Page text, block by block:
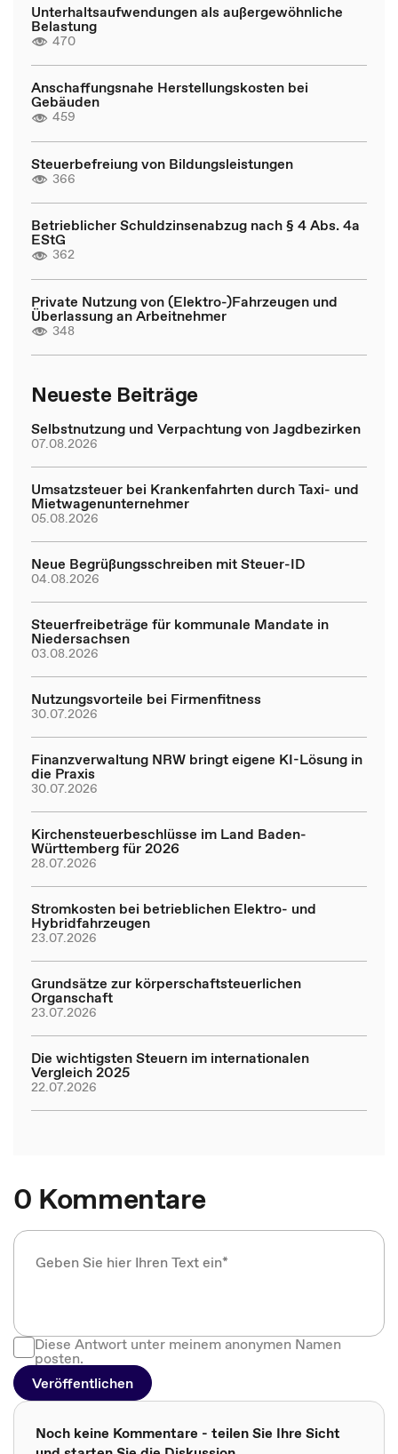
Unterhaltsaufwendungen als außergewöhnliche
Belastung
470
Anschaffungsnahe Herstellungskosten bei
Gebäuden
459
Steuerbefreiung von Bildungsleistungen
366
Betrieblicher Schuldzinsenabzug nach § 4 Abs. 4a
EStG
362
Private Nutzung von (Elektro-)Fahrzeugen und
Überlassung an Arbeitnehmer
348
Neueste Beiträge
Selbstnutzung und Verpachtung von Jagdbezirken
07.08.2026
Umsatzsteuer bei Krankenfahrten durch Taxi- und
Mietwagenunternehmer
05.08.2026
Neue Begrüßungsschreiben mit Steuer-ID
04.08.2026
Steuerfreibeträge für kommunale Mandate in
Niedersachsen
03.08.2026
Nutzungsvorteile bei Firmenfitness
30.07.2026
Finanzverwaltung NRW bringt eigene KI-Lösung in
die Praxis
30.07.2026
Kirchensteuerbeschlüsse im Land Baden-
Württemberg für 2026
28.07.2026
Stromkosten bei betrieblichen Elektro- und
Hybridfahrzeugen
23.07.2026
Grundsätze zur körperschaftsteuerlichen
Organschaft
23.07.2026
Die wichtigsten Steuern im internationalen
Vergleich 2025
22.07.2026
0 Kommentare
Diese Antwort unter meinem anonymen Namen
posten.
Veröffentlichen
Noch keine Kommentare - teilen Sie Ihre Sicht